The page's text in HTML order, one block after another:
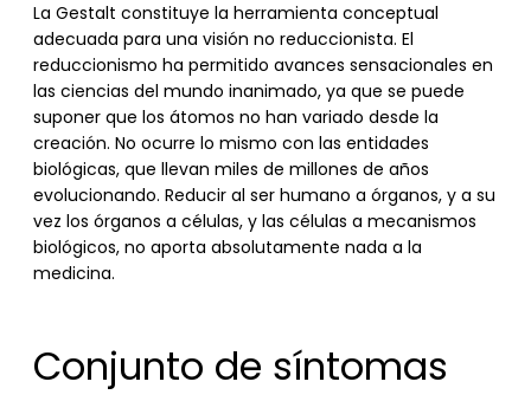
La Gestalt constituye la herramienta conceptual
adecuada para una visión no reduccionista. El
reduccionismo ha permitido avances sensacionales en
las ciencias del mundo inanimado, ya que se puede
suponer que los átomos no han variado desde la
creación. No ocurre lo mismo con las entidades
biológicas, que llevan miles de millones de años
evolucionando. Reducir al ser humano a órganos, y a su
vez los órganos a células, y las células a mecanismos
biológicos, no aporta absolutamente nada a la
medicina.
Conjunto de síntomas